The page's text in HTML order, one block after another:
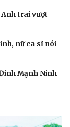
trai vượt
nữ ca sĩ nói
Mạnh Ninh